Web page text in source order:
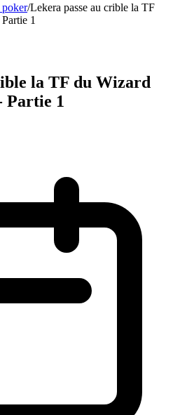
poker/Lekera passe au crible la TF
1
la TF du Wizard
Partie 1